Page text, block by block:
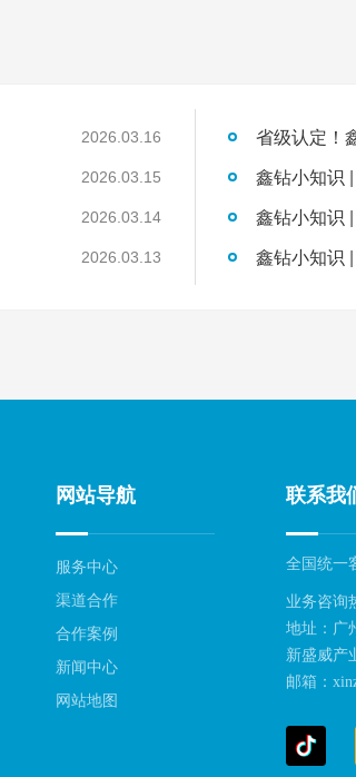
2026.03.16
2026.03.15
2026.03.14
2026.03.13
鑫钻小知识
鑫钻小知识
鑫钻小知识
网站导航
服务中心
渠道合作
合作案例
新闻中心
网站地图
联系我
全国统一
业务咨询
地址：广
新盛威产
邮箱：